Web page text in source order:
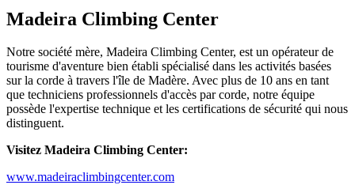
Madeira Climbing Center
Notre société mère, Madeira Climbing Center, est un opérateur de
tourisme d'aventure bien établi spécialisé dans les activités basées
sur la corde à travers l'île de Madère. Avec plus de 10 ans en tant
que techniciens professionnels d'accès par corde, notre équipe
possède l'expertise technique et les certifications de sécurité qui nous
distinguent.
Visitez Madeira Climbing Center:
www.madeiraclimbingcenter.com